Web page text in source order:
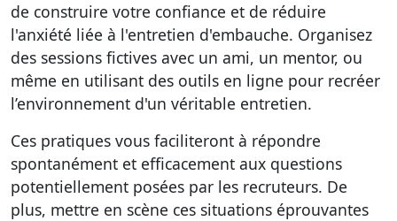
de construire votre confiance et de réduire
l'anxiété liée à l'entretien d'embauche. Organisez
des sessions fictives avec un ami, un mentor, ou
même en utilisant des outils en ligne pour recréer
l’environnement d'un véritable entretien.
Ces pratiques vous faciliteront à répondre
spontanément et efficacement aux questions
potentiellement posées par les recruteurs. De
plus, mettre en scène ces situations éprouvantes